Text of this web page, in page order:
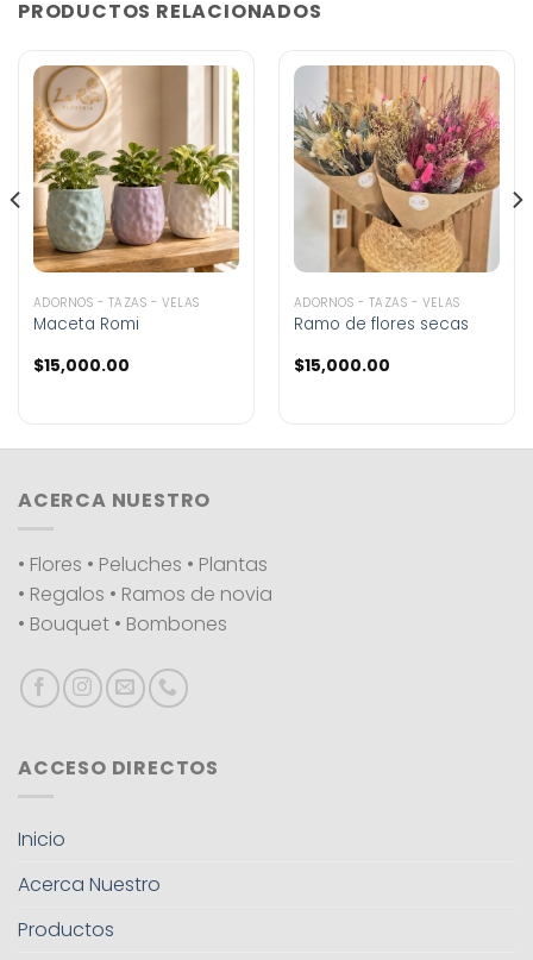
PRODUCTOS RELACIONADOS
ADORNOS - TAZAS - VELAS
Maceta Romi
$15,000.00
ADORNOS - TAZAS - VELAS
Ramo de flores secas
$15,000.00
ACERCA NUESTRO
• Flores • Peluches • Plantas
• Regalos • Ramos de novia
• Bouquet • Bombones
ACCESO DIRECTOS
Inicio
Acerca Nuestro
Productos